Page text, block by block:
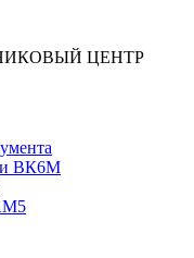
ЦЕНТР
и ВК6М